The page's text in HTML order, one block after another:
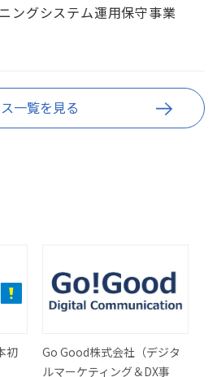
ングシステム運用保守事業
一覧を見る
初
Go Good株式会社（デジタ
ルマーケティング＆DX事